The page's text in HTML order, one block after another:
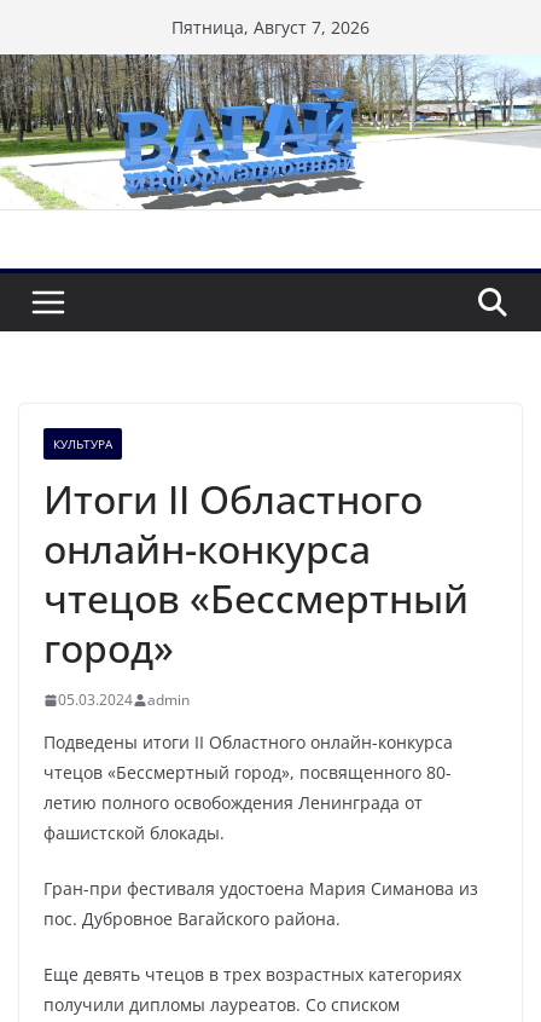
к
содержимому
Пятница, Август 7, 2026
КУЛЬТУРА
Итоги II Областного
онлайн-конкурса
чтецов «Бессмертный
город»
05.03.2024 admin
Подведены итоги II Областного онлайн-конкурса
чтецов «Бессмертный город», посвященного 80-
летию полного освобождения Ленинграда от
фашистской блокады.
Гран-при фестиваля удостоена Мария Симанова из
пос. Дубровное Вагайского района.
Еще девять чтецов в трех возрастных категориях
получили дипломы лауреатов. Со списком